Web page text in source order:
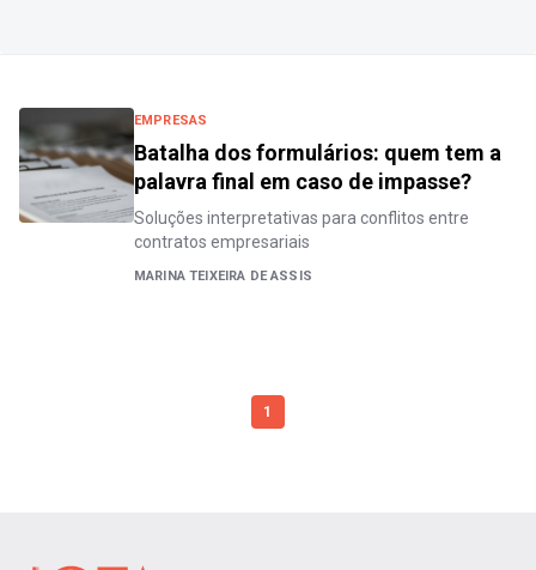
EMPRESAS
Batalha dos formulários: quem tem a
palavra final em caso de impasse?
Soluções interpretativas para conflitos entre
contratos empresariais
MARINA TEIXEIRA DE ASSIS
1